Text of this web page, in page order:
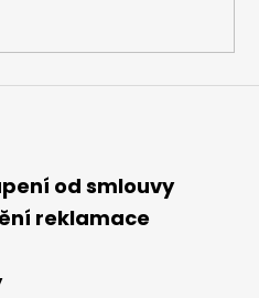
od smlouvy
reklamace